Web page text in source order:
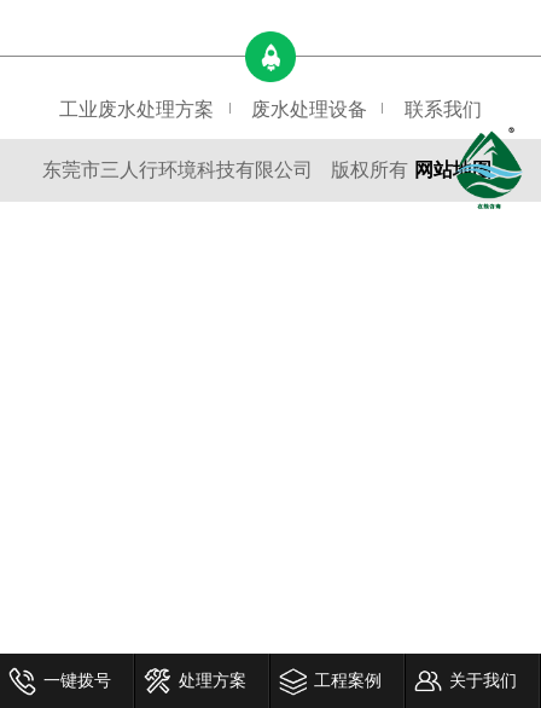
工业废水处理方案 废水处理设备 联系我们
东莞市三人行环境科技有限公司 版权所有 网站地图
一键拨号 处理方案 工程案例 关于我们